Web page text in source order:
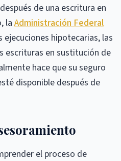
de una escritura en
la Administración Federal
ejecuciones hipotecarias, las
escrituras en sustitución de
hace que su seguro
disponible después de
el proceso de